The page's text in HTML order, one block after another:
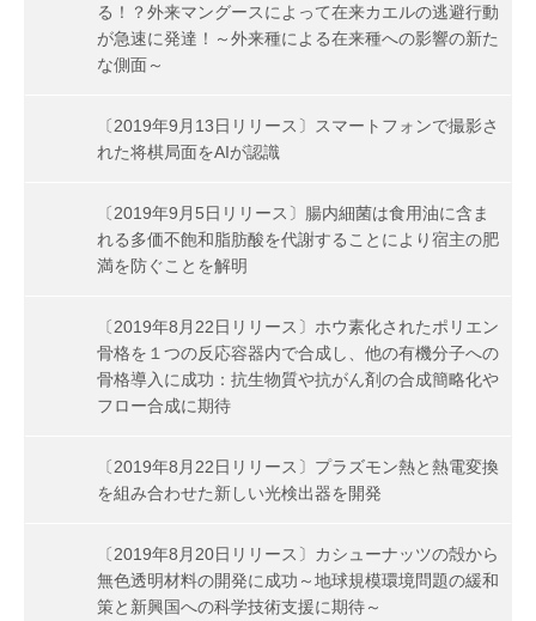
る！？外来マングースによって在来カエルの逃避行動
が急速に発達！～外来種による在来種への影響の新た
な側面～
〔2019年9月13日リリース〕スマートフォンで撮影さ
れた将棋局面をAIが認識
〔2019年9月5日リリース〕腸内細菌は食用油に含ま
れる多価不飽和脂肪酸を代謝することにより宿主の肥
満を防ぐことを解明
〔2019年8月22日リリース〕ホウ素化されたポリエン
骨格を１つの反応容器内で合成し、他の有機分子への
骨格導入に成功：抗生物質や抗がん剤の合成簡略化や
フロー合成に期待
〔2019年8月22日リリース〕プラズモン熱と熱電変換
を組み合わせた新しい光検出器を開発
〔2019年8月20日リリース〕カシューナッツの殻から
無色透明材料の開発に成功～地球規模環境問題の緩和
策と新興国への科学技術支援に期待～